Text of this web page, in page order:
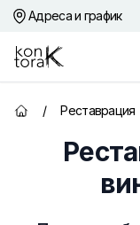
Адреса и график
Контора К
Главная страница
/ Реставрация